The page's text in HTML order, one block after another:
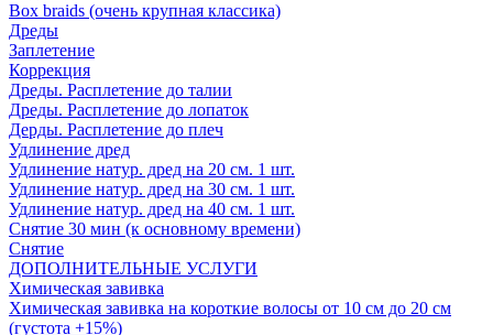
Box braids (очень крупная классика)
Дреды
Заплетение
Коррекция
Дреды. Расплетение до талии
Дреды. Расплетение до лопаток
Дерды. Расплетение до плеч
Удлинение дред
Удлинение натур. дред на 20 см. 1 шт.
Удлинение натур. дред на 30 см. 1 шт.
Удлинение натур. дред на 40 см. 1 шт.
Снятие 30 мин (к основному времени)
Снятие
ДОПОЛНИТЕЛЬНЫЕ УСЛУГИ
Химическая завивка
Химическая завивка на короткие волосы от 10 см до 20 см
(густота +15%)